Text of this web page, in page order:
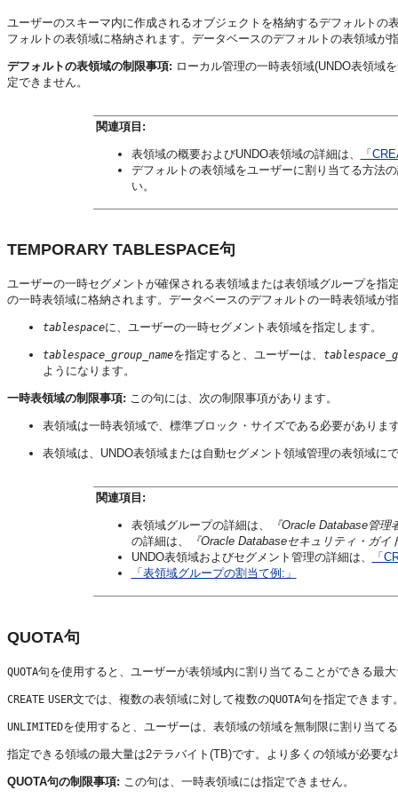
ユーザーのスキーマ内に作成されるオブジェクトを格納するデフォルト
フォルトの表領域に格納されます。データベースのデフォルトの表領域が
デフォルトの表領域の制限事項: ローカル管理の一時表領域(UNDO表領域
定できません。
関連項目:
表領域の概要およびUNDO表領域の詳細は、
「
デフォルトの表領域をユーザーに割り当てる方法
い。
TEMPORARY TABLESPACE句
ユーザーの一時セグメントが確保される表領域または表領域グループを
の一時表領域に格納されます。データベースのデフォルトの一時表領域が
tablespaceに、ユーザーの一時セグメント表領域を指定します。
tablespace_group_nameを指定すると、ユーザーは、
ようになります。
一時表領域の制限事項: この句には、次の制限事項があります。
表領域は一時表領域で、標準ブロック・サイズである必要がありま
表領域は、UNDO表領域または自動セグメント領域管理の表領域に
関連項目:
表領域グループの詳細は、
『Oracle Database管理
の詳細は、
『Oracle Databaseセキュリティ・ガイ
UNDO表領域およびセグメント管理の詳細は、
「
「表領域グループの割当て例:」
QUOTA句
QUOTA句を使用すると、ユーザーが表領域内に割り当てることができる最
CREATE USER文では、複数の表領域に対して複数のQUOTA句を指定できます
UNLIMITEDを使用すると、ユーザーは、表領域の領域を無制限に割り当て
指定できる領域の最大量は2テラバイト(TB)です。より多くの領域が必要な
QUOTA句の制限事項: この句は、一時表領域には指定できません。